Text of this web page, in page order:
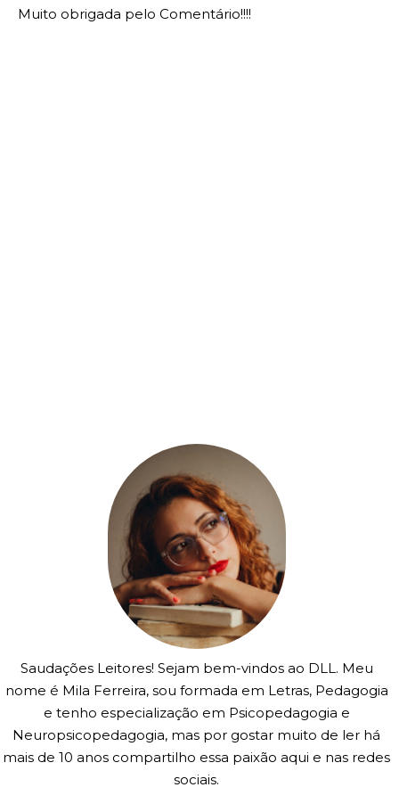
Muito obrigada pelo Comentário!!!!
Saudações Leitores! Sejam bem-vindos ao DLL. Meu
nome é Mila Ferreira, sou formada em Letras, Pedagogia
e tenho especialização em Psicopedagogia e
Neuropsicopedagogia, mas por gostar muito de ler há
mais de 10 anos compartilho essa paixão aqui e nas redes
sociais.